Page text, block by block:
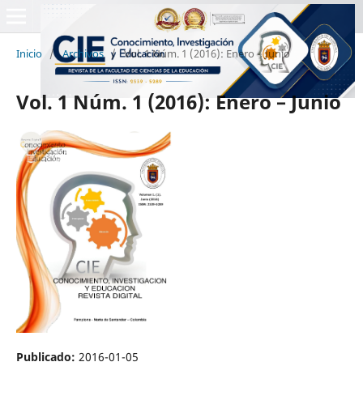
Inicio / Archivos / Vol. 1 Núm. 1 (2016): Enero – Junio
Vol. 1 Núm. 1 (2016): Enero – Junio
Publicado: 2016-01-05